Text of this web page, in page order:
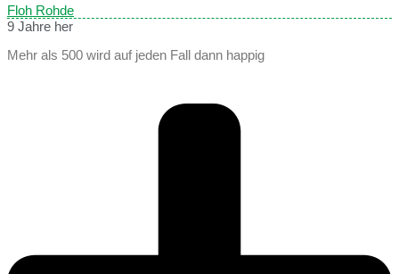
Floh Rohde
9 Jahre her
Mehr als 500 wird auf jeden Fall dann happig